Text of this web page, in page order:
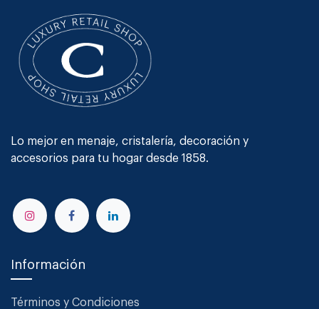
Lo mejor en menaje, cristalería, decoración y
accesorios para tu hogar desde 1858.
Información
Términos y Condiciones